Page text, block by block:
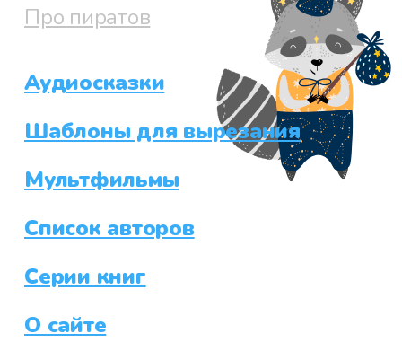
Про пиратов
Аудиосказки
Шаблоны для вырезания
Мультфильмы
Список авторов
Серии книг
О сайте